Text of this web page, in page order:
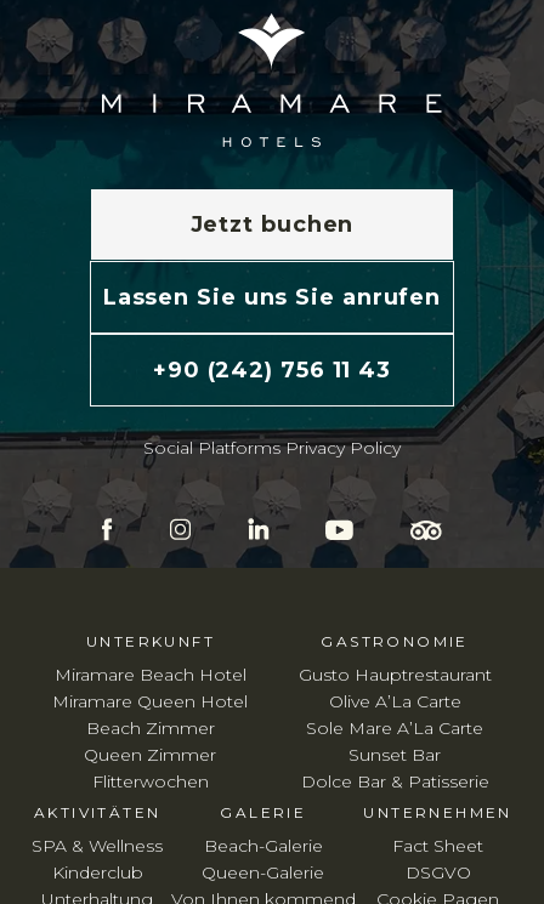
Jetzt buchen
Lassen Sie uns Sie anrufen
+90 (242) 756 11 43
UNTERKUNFT
Miramare Beach Hotel
Miramare Queen Hotel
Beach Zimmer
Queen Zimmer
Flitterwochen
GASTRONOMIE
Gusto Hauptrestaurant
Olive A’La Carte
Sole Mare A’La Carte
Sunset Bar
Dolce Bar & Patisserie
AKTIVITÄTEN UNTERNEHMEN
GALERIE
Social Platforms Privacy Policy